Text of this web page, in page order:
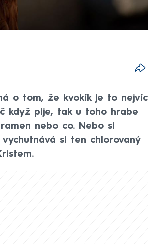
o tom, že kvokík je to nejvíc
když pije, tak u toho hrabe
nebo co. Nebo si
si ten chlorovaný